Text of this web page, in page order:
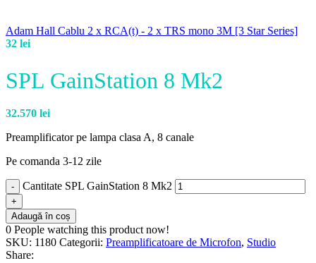
Adam Hall Cablu 2 x RCA(t) - 2 x TRS mono 3M [3 Star Series]
32 lei
SPL GainStation 8 Mk2
32.570 lei
Preamplificator pe lampa clasa A, 8 canale
Pe comanda 3-12 zile
Cantitate SPL GainStation 8 Mk2
Adaugă în coș
0 People watching this product now!
SKU: 1180 Categorii: Preamplificatoare de Microfon, Studio
Share: